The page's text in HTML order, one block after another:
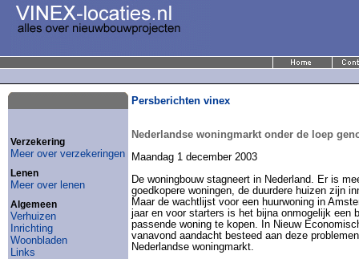
Verzekering
Meer over verzekeringen
Lenen
Meer over lenen
Algemeen
Verhuizen
Inrichting
Woonbladen
Links
Persberichten vinex
Nederlandse woningmarkt onder de loep
Maandag 1 december 2003
De woningbouw stagneert in Nederland. Er is
goedkopere woningen, de duurdere huizen zijn
Maar de wachtlijst voor een huurwoning in
jaar en voor starters is het bijna onmogelijk een
passende woning te kopen. In Nieuw
vanavond aandacht besteed aan deze
Nederlandse woningmarkt.